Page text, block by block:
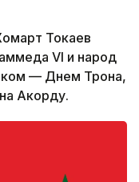
Токаев
VI и народ
— Днем Трона,
Акорду.